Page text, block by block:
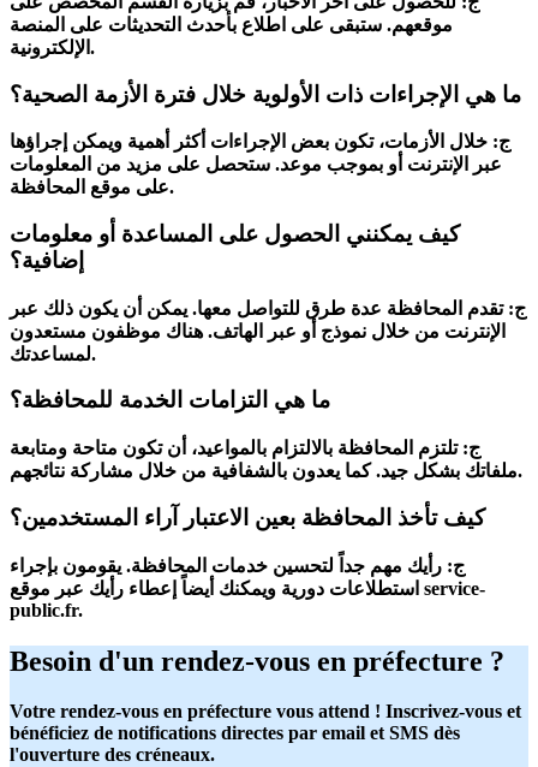
موقعهم. ستبقى على اطلاع بأحدث التحديثات على المنصة
الإلكترونية.
ما هي الإجراءات ذات الأولوية خلال فترة الأزمة الصحية؟
ج: خلال الأزمات، تكون بعض الإجراءات أكثر أهمية ويمكن إجراؤها
عبر الإنترنت أو بموجب موعد. ستحصل على مزيد من المعلومات
على موقع المحافظة.
كيف يمكنني الحصول على المساعدة أو معلومات
إضافية؟
ج: تقدم المحافظة عدة طرق للتواصل معها. يمكن أن يكون ذلك عبر
الإنترنت من خلال نموذج أو عبر الهاتف. هناك موظفون مستعدون
لمساعدتك.
ما هي التزامات الخدمة للمحافظة؟
ج: تلتزم المحافظة بالالتزام بالمواعيد، أن تكون متاحة ومتابعة
ملفاتك بشكل جيد. كما يعدون بالشفافية من خلال مشاركة نتائجهم.
كيف تأخذ المحافظة بعين الاعتبار آراء المستخدمين؟
ج: رأيك مهم جداً لتحسين خدمات المحافظة. يقومون بإجراء
استطلاعات دورية ويمكنك أيضاً إعطاء رأيك عبر موقع service-
public.fr.
Besoin d'un rendez-vous en préfecture ?
Votre rendez-vous en préfecture vous attend ! Inscrivez-vous et
bénéficiez de notifications directes par email et SMS dès
l'ouverture des créneaux.